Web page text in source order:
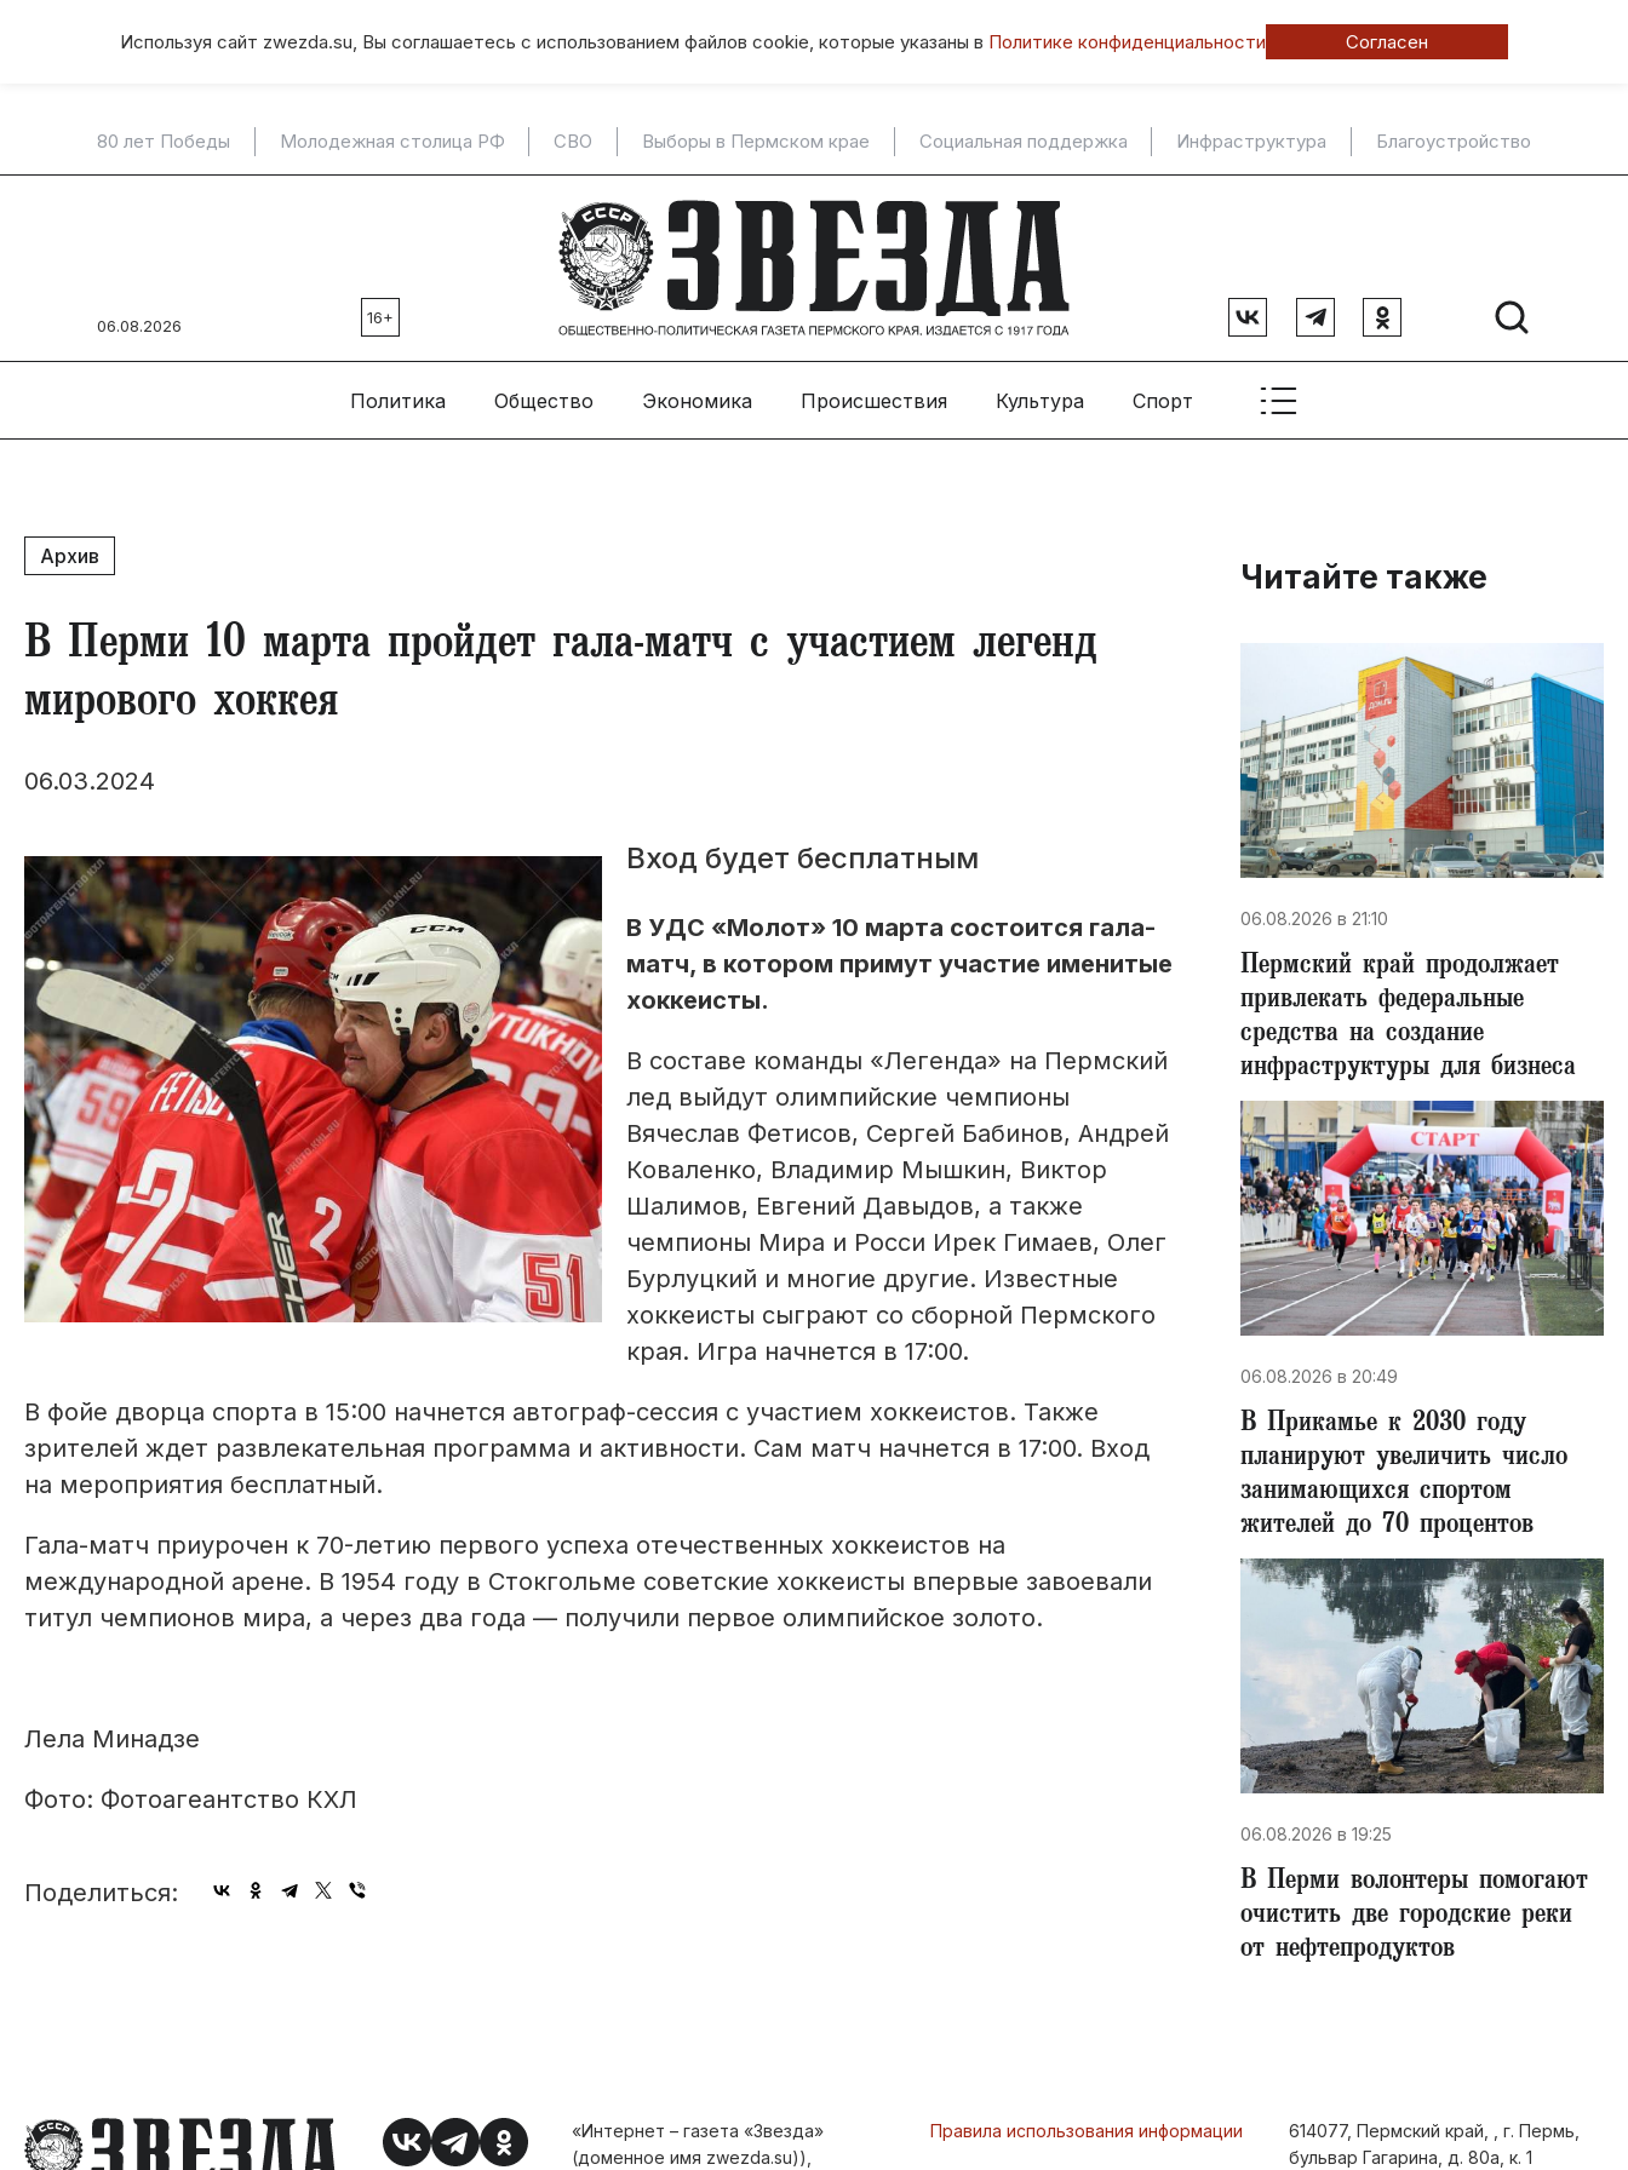
Используя сайт zwezda.su, Вы соглашаетесь с использованием файлов cookie, которые указаны в Политике конфиденциальности Согласен
80 лет Победы Молодежная столица РФ СВО Выборы в Пермском крае Социальная поддержка Инфраструктура Благоустройство
06.08.2026 16+
Политика Общество Экономика Происшествия Культура Спорт
Архив
В Перми 10 марта пройдет гала-матч с участием легенд
мирового хоккея
06.03.2024
Вход будет бесплатным
В УДС «Молот» 10 марта состоится гала-
матч, в котором примут участие именитые
хоккеисты.
В составе команды «Легенда» на Пермский
лед выйдут олимпийские чемпионы
Вячеслав Фетисов, Сергей Бабинов, Андрей
Коваленко, Владимир Мышкин, Виктор
Шалимов, Евгений Давыдов, а также
чемпионы Мира и Росси Ирек Гимаев, Олег
Бурлуцкий и многие другие. Известные
хоккеисты сыграют со сборной Пермского
края. Игра начнется в 17:00.
В фойе дворца спорта в 15:00 начнется автограф-сессия с участием хоккеистов. Также
зрителей ждет развлекательная программа и активности. Сам матч начнется в 17:00. Вход
на мероприятия бесплатный.
Гала-матч приурочен к 70-летию первого успеха отечественных хоккеистов на
международной арене. В 1954 году в Стокгольме советские хоккеисты впервые завоевали
титул чемпионов мира, а через два года — получили первое олимпийское золото.
Лела Минадзе
Фото: Фотоагеантство КХЛ
Поделиться:
Читайте также
06.08.2026 в 21:10
Пермский край продолжает
привлекать федеральные
средства на создание
инфраструктуры для бизнеса
06.08.2026 в 20:49
В Прикамье к 2030 году
планируют увеличить число
занимающихся спортом
жителей до 70 процентов
06.08.2026 в 19:25
В Перми волонтеры помогают
очистить две городские реки
от нефтепродуктов
«Интернет – газета «Звезда»
(доменное имя zwezda.su)),
Правила использования информации
614077, Пермский край, , г. Пермь,
бульвар Гагарина, д. 80а, к. 1